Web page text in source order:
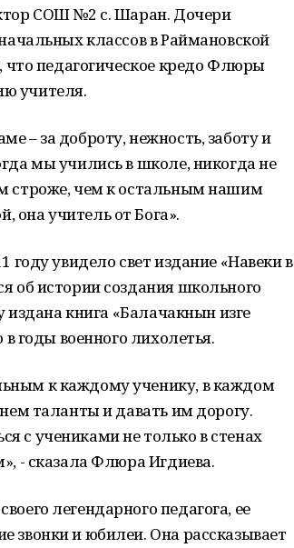
СОШ №2 с. Шаран. Дочери
классов в Раймановской
что педагогическое кредо Флюры
учителя.
– за доброту, нежность, заботу и
мы учились в школе, никогда не
строже, чем к остальным нашим
учитель от Бога».
увидело свет издание «Навеки в
об истории создания школьного
издана книга «Балачакнын изге
в годы военного лихолетья.
к каждому ученику, в каждом
таланты и давать им дорогу.
с учениками не только в стенах
- сказала Флюра Игдиева.
легендарного педагога, ее
звонки и юбилеи. Она рассказывает